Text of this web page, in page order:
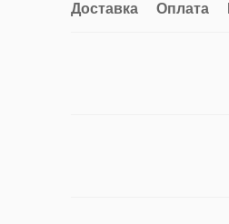
Доставка Оплата